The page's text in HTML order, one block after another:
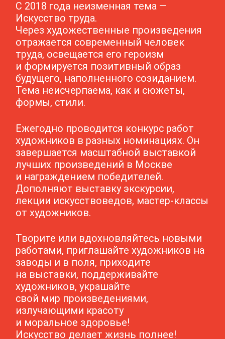
С 2018 года неизменная тема ―
Искусство труда.
Через художественные произведения
отражается современный человек
труда, освещается его героизм
и формируется позитивный образ
будущего, наполненного созиданием.
Тема неисчерпаема, как и сюжеты,
формы, стили.
Ежегодно проводится конкурс работ
художников в разных номинациях. Он
завершается масштабной выставкой
лучших произведений в Москве
и награждением победителей.
Дополняют выставку экскурсии,
лекции искусствоведов, мастер-классы
от художников.
Творите или вдохновляйтесь новыми
работами, приглашайте художников на
заводы и в поля, приходите
на выставки, поддерживайте
художников, украшайте
свой мир произведениями,
излучающими красоту
и моральное здоровье!
Искусство делает жизнь полнее!